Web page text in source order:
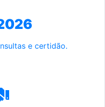
e certidão.